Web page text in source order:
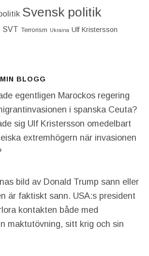
Svensk politik
SVT Terrorism Ukraina Ulf Kristersson
BLOGG
egentligen Marockos regering
i spanska Ceuta?
sig Ulf Kristersson omedelbart
extremhögern när invasionen
bild av Donald Trump sann eller
är faktiskt sann. USA:s president
kontakten både med
maktutövning, sitt krig och sin